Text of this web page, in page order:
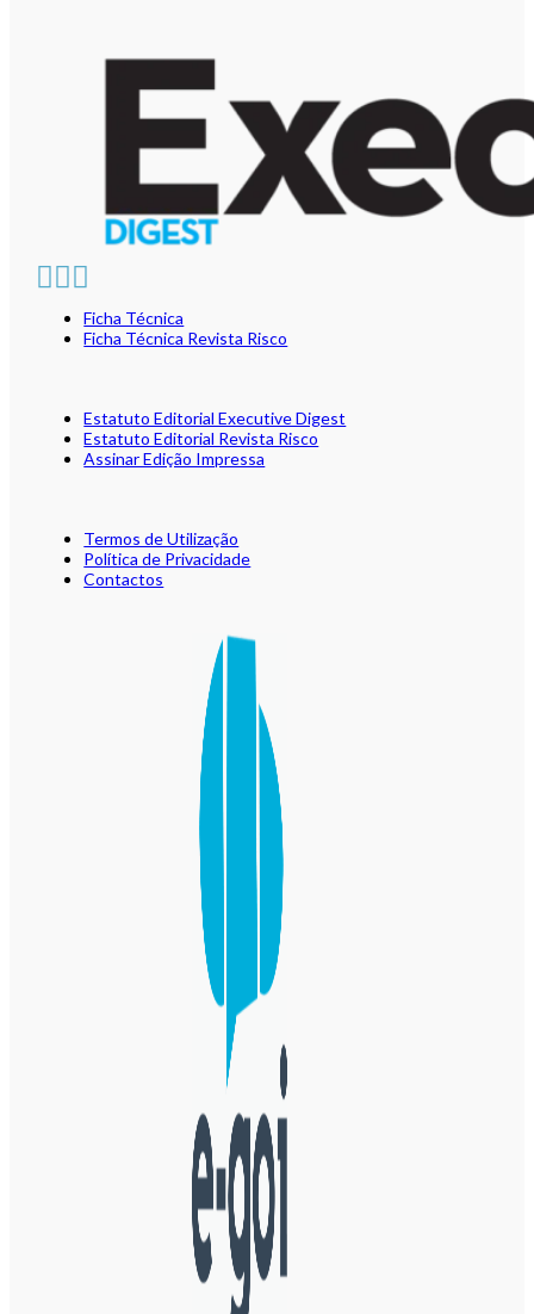
Ficha Técnica
Ficha Técnica Revista Risco
Estatuto Editorial Executive Digest
Estatuto Editorial Revista Risco
Assinar Edição Impressa
Termos de Utilização
Política de Privacidade
Contactos